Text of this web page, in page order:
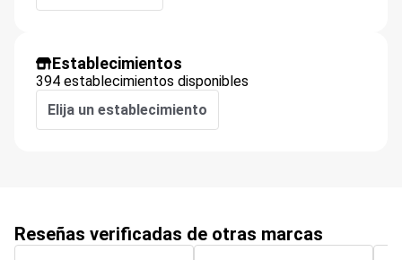
Establecimientos
394 establecimientos disponibles
Elija un establecimiento
Reseñas verificadas de otras marcas